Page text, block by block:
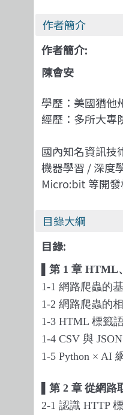
作者簡介
作者簡介:
陳會安
學歷：美國猶他
經歷：多所大專
國內知名資訊技
機器學習 / 深度
Micro:bit 等開發
目錄大綱
目錄:
第 1 章 HTML、
1-1 網路爬蟲的
1-2 網路爬蟲的
1-3 HTML 標籤
1-4 CSV 與 JSON
1-5 Python × AI
第 2 章 從網路
2-1 認識 HTTP